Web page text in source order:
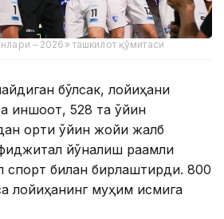
– 2026» ташкилот қўмитаси
бўлсак, лойиҳани
иншоот, 528 та ўйин
ортиқ ўйин жойи жалб
йўналиш рақамли
спорт билан бирлаштирди. 800
лойиҳанинг муҳим қисмига